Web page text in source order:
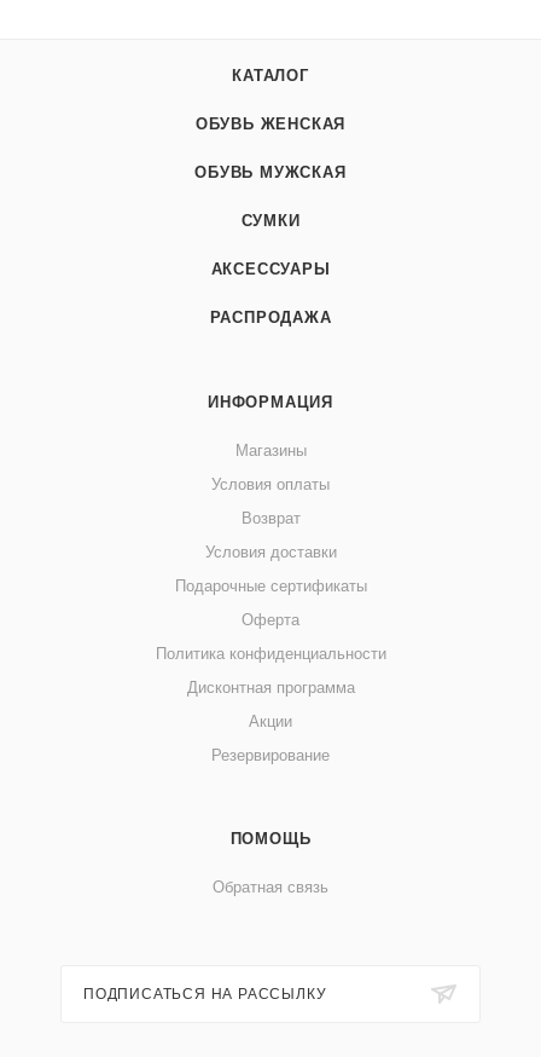
КАТАЛОГ
ОБУВЬ ЖЕНСКАЯ
ОБУВЬ МУЖСКАЯ
СУМКИ
АКСЕССУАРЫ
РАСПРОДАЖА
ИНФОРМАЦИЯ
Магазины
Условия оплаты
Возврат
Условия доставки
Подарочные сертификаты
Оферта
Политика конфиденциальности
Дисконтная программа
Акции
Резервирование
ПОМОЩЬ
Обратная связь
ПОДПИСАТЬСЯ НА РАССЫЛКУ